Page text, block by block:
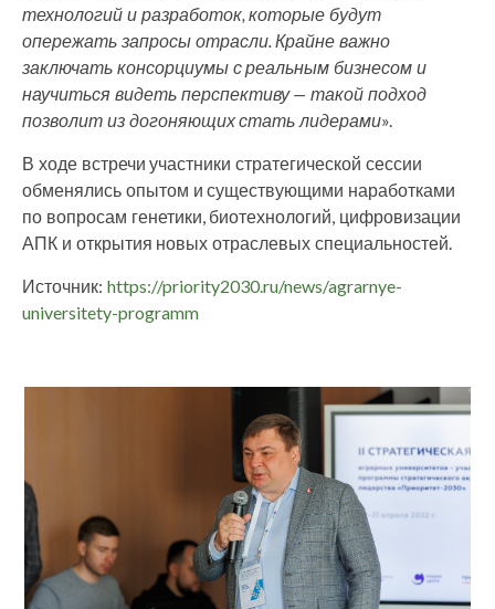
технологий и разработок, которые будут
опережать запросы отрасли. Крайне важно
заключать консорциумы с реальным бизнесом и
научиться видеть перспективу — такой подход
позволит из догоняющих стать лидерами».
В ходе встречи участники стратегической сессии
обменялись опытом и существующими наработками
по вопросам генетики, биотехнологий, цифровизации
АПК и открытия новых отраслевых специальностей.
Источник: https://priority2030.ru/news/agrarnye-
universitety-programm